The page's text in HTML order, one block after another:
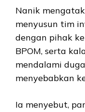
Nanik
menyusun tim
dengan pihak
BPOM, serta
mendalami
menyebabkan
Ia menyebut,